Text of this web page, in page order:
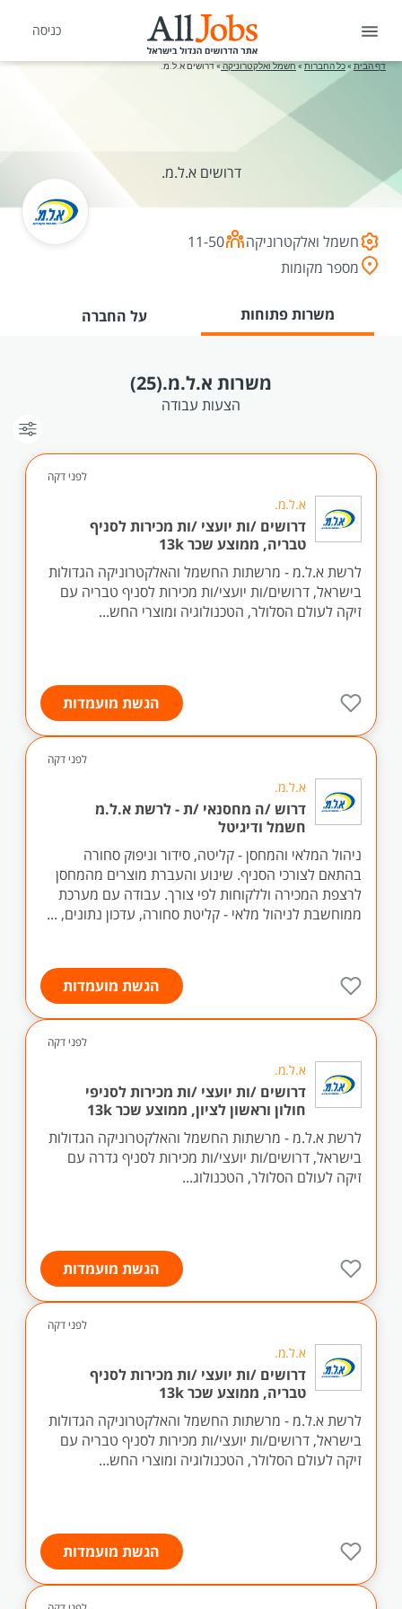
כניסה
דף הבית »כל החברות » חשמל ואלקטרוניקה»דרושים א.ל.מ.
דרושים א.ל.מ.
חשמל ואלקטרוניקה
11-50
מספר מקומות
משרות פתוחות על החברה
משרות א.ל.מ.(25)
הצעות עבודה
לפני דקה
א.ל.מ.
דרושים /ות יועצי /ות מכירות לסניף
טבריה, ממוצע שכר 13k
לרשת א.ל.מ - מרשתות החשמל והאלקטרוניקה הגדולות
בישראל, דרושים/ות יועצי/ות מכירות לסניף טבריה עם
זיקה לעולם הסלולר, הטכנולוגיה ומוצרי החש...
הגשת מועמדות
לפני דקה
א.ל.מ.
דרוש /ה מחסנאי /ת - לרשת א.ל.מ
חשמל ודיגיטל
ניהול המלאי והמחסן - קליטה, סידור וניפוק סחורה
בהתאם לצורכי הסניף. שינוע והעברת מוצרים מהמחסן
לרצפת המכירה וללקוחות לפי צורך. עבודה עם מערכת
ממוחשבת לניהול מלאי - קליטת סחורה, עדכון נתונים, ...
הגשת מועמדות
לפני דקה
א.ל.מ.
דרושים /ות יועצי /ות מכירות לסניפי
חולון וראשון לציון, ממוצע שכר 13k
לרשת א.ל.מ - מרשתות החשמל והאלקטרוניקה הגדולות
בישראל, דרושים/ות יועצי/ות מכירות לסניף גדרה עם
זיקה לעולם הסלולר, הטכנולוג...
הגשת מועמדות
לפני דקה
א.ל.מ.
דרושים /ות יועצי /ות מכירות לסניף
טבריה, ממוצע שכר 13k
לרשת א.ל.מ - מרשתות החשמל והאלקטרוניקה הגדולות
בישראל, דרושים/ות יועצי/ות מכירות לסניף טבריה עם
זיקה לעולם הסלולר, הטכנולוגיה ומוצרי החש...
הגשת מועמדות